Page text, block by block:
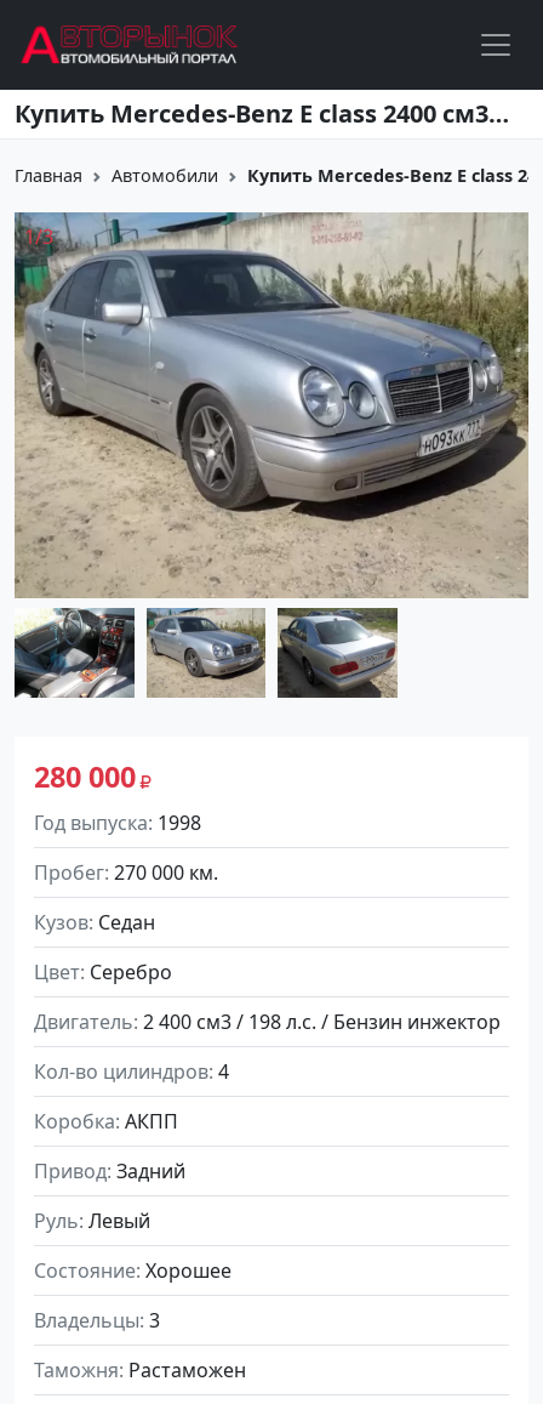
Перейти к основному содержанию Купить Mercedes-Benz E class 2400 см3 АКПП (198 л.с.) Бензин инжектор в Тихорецк: цвет Серебро Седан 1998 года по цене 280000 рублей, объявление №2207 на сайте Авторынок23
Главная Автомобили Купить Mercedes-Benz E class
280 000
Год выпуска 1998
Пробег 270 000 км.
Кузов Седан
Цвет Серебро
Двигатель 2 400 см3 / 198 л.с. / Бензин инжектор
Кол-во цилиндров 4
Коробка АКПП
Привод Задний
Руль Левый
Состояние Хорошее
Владельцы 3
Таможня Растаможен
1/3